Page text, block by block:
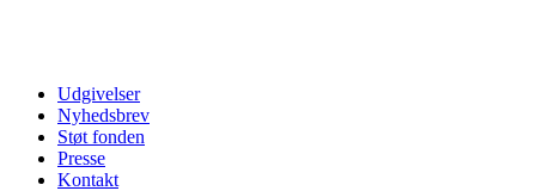
Udgivelser
Nyhedsbrev
Støt fonden
Presse
Kontakt